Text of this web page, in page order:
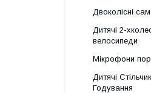
Двоколісні
Дитячі 2-
велосипеди
Мікрофони
Дитячі
Годування